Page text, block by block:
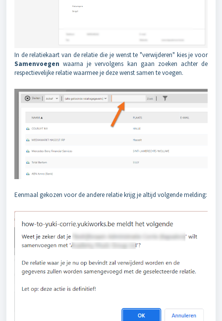
In de relatiekaart van de relatie die je wenst te "verwijderen" kies je voor
Samenvoegen waarna je vervolgens kan gaan zoeken achter de
respectievelijke relatie waarmee je deze wenst samen te voegen.
Eenmaal gekozen voor de andere relatie krijg je altijd volgende melding: